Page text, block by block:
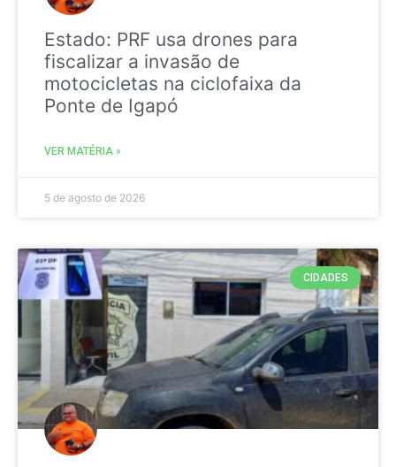
Estado: PRF usa drones para
fiscalizar a invasão de
motocicletas na ciclofaixa da
Ponte de Igapó
VER MATÉRIA »
5 de agosto de 2026
CIDADES